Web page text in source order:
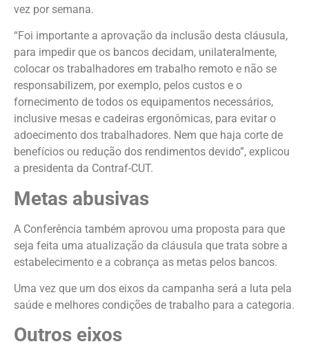
vez por semana.
“Foi importante a aprovação da inclusão desta cláusula,
para impedir que os bancos decidam, unilateralmente,
colocar os trabalhadores em trabalho remoto e não se
responsabilizem, por exemplo, pelos custos e o
fornecimento de todos os equipamentos necessários,
inclusive mesas e cadeiras ergonômicas, para evitar o
adoecimento dos trabalhadores. Nem que haja corte de
benefícios ou redução dos rendimentos devido”, explicou
a presidenta da Contraf-CUT.
Metas abusivas
A Conferência também aprovou uma proposta para que
seja feita uma atualização da cláusula que trata sobre a
estabelecimento e a cobrança as metas pelos bancos.
Uma vez que um dos eixos da campanha será a luta pela
saúde e melhores condições de trabalho para a categoria.
Outros eixos